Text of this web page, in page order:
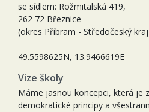
se sídlem: Rožmitalská 419,
262 72 Březnice
(okres Příbram - Středočeský
49.5598625N, 13.9466619E
Vize školy
Máme jasnou koncepci, která je
demokratické principy a